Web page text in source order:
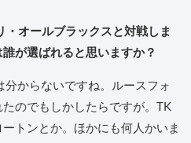
オールブラックスと対戦しま
が選ばれると思いますか？
からないですね。ルースフォ
のでもしかしたらですが。TK
トンとか。ほかにも何人かいま